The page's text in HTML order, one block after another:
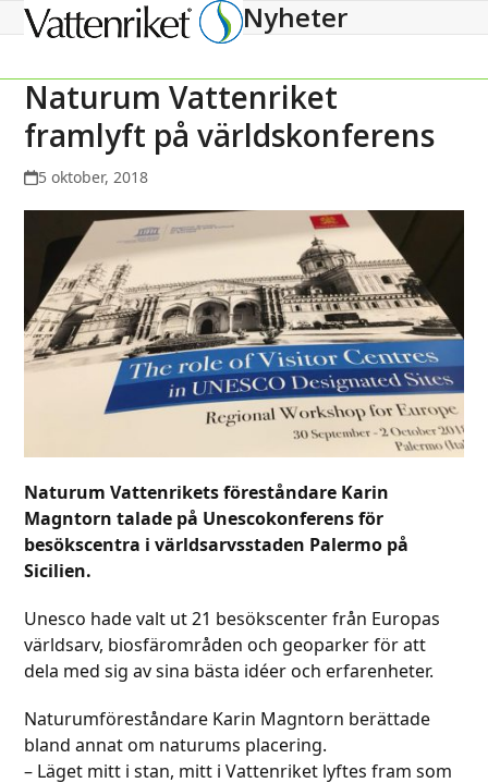
Open
menu
Close
menu
Nyheter
Naturum Vattenriket
framlyft på världskonferens
5 oktober, 2018
Naturum Vattenrikets föreståndare Karin
Magntorn talade på Unescokonferens för
besökscentra i världsarvsstaden Palermo på
Sicilien.
Unesco hade valt ut 21 besökscenter från Europas
världsarv, biosfärområden och geoparker för att
dela med sig av sina bästa idéer och erfarenheter.
Naturumföreståndare Karin Magntorn berättade
bland annat om naturums placering.
– Läget mitt i stan, mitt i Vattenriket lyftes fram som